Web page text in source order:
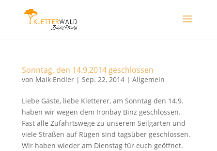
Sonntag, den 14.9.2014 geschlossen
von Maik Endler| Sep. 22, 2014| Allgemein
Liebe Gäste, liebe Kletterer, am Sonntag den 14.9.
haben wir wegen dem Ironbay Binz geschlossen.
Fast alle Zufahrtswege zu unserem Seilgarten und
viele Straßen auf Rügen sind tagsüber geschlossen.
Wir haben wieder am Dienstag für euch geöffnet.